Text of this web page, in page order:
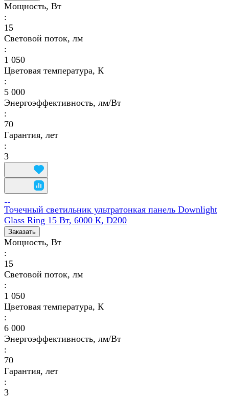
Мощность, Вт
:
15
Световой поток, лм
:
1 050
Цветовая температура, К
:
5 000
Энергоэффективность, лм/Вт
:
70
Гарантия, лет
:
3
Точечный светильник ультратонкая панель Downlight
Glass Ring 15 Вт, 6000 К, D200
Заказать
Мощность, Вт
:
15
Световой поток, лм
:
1 050
Цветовая температура, К
:
6 000
Энергоэффективность, лм/Вт
:
70
Гарантия, лет
:
3